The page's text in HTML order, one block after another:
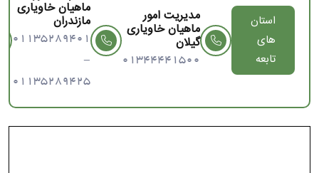
استان
های
تابعه
مدیریت امور
ماهیان خاویاری
گیلان
01344441500
ماهیان خاویاری
مازندران
01135289401
-
01135289425